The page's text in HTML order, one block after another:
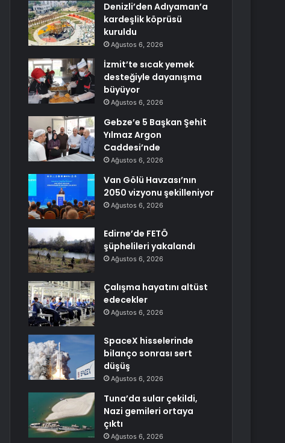
Denizli’den Adıyaman’a
kardeşlik köprüsü
kuruldu
Ağustos 6, 2026
İzmit’te sıcak yemek
desteğiyle dayanışma
büyüyor
Ağustos 6, 2026
Gebze’e 5 Başkan Şehit
Yılmaz Argon
Caddesi’nde
Ağustos 6, 2026
Van Gölü Havzası’nın
2050 vizyonu şekilleniyor
Ağustos 6, 2026
Edirne’de FETÖ
şüphelileri yakalandı
Ağustos 6, 2026
Çalışma hayatını altüst
edecekler
Ağustos 6, 2026
SpaceX hisselerinde
bilanço sonrası sert
düşüş
Ağustos 6, 2026
Tuna’da sular çekildi,
Nazi gemileri ortaya
çıktı
Ağustos 6, 2026